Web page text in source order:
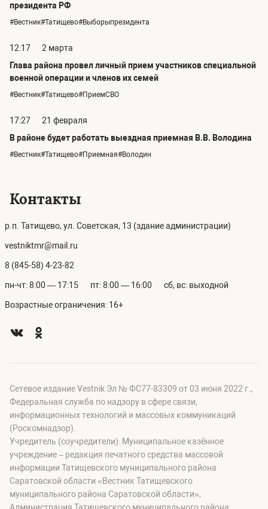
президента РФ
#Вестник#Татищево#Выборыпрезидента
12:17
2 марта
Глава района провел личный прием участников специальной
военной операции и членов их семей
#Вестник#Татищево#ПриемСВО
17:27
21 февраля
В районе будет работать выездная приемная В.В. Володина
#Вестник#Татищево#Приемная#Володин
Контакты
р.п. Татищево, ул. Советская, 13 (здание администрации)
vestniktmr@mail.ru
8 (845-58) 4-23-82
пн-чт: 8:00 — 17:15 пт: 8:00 — 16:00 сб, вс: выходной
Возрастные ограничения: 16+
Сетевое издание Vestnik Эл № ФС77-83309 от 03 июня 2022 г.,
Федеральная служба по надзору в сфере связи,
информационных технологий и массовых коммуникаций
(Роскомнадзор).
Учредитель (соучредители): Муниципальное казённое
учреждение – редакция печатного средства массовой
информации Татищевского муниципального района
Саратовской области «Вестник Татищевского
муниципального района Саратовской области»,